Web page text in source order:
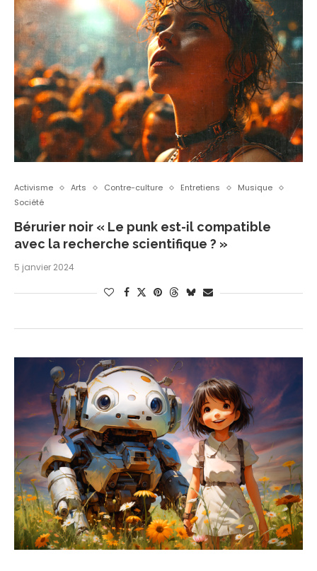
Activisme Arts Contre-culture Entretiens
Musique
Société
Bérurier noir « Le punk est-il compatible
avec la recherche scientifique ? »
5 janvier 2024